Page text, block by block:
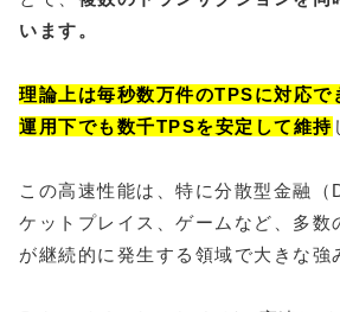
います。
理論上は毎秒数万件のTPSに対応で
運用下でも数千TPSを安定して維持
この高速性能は、特に分散型金融
ケットプレイス、ゲームなど、多数
が継続的に発生する領域で大きな強